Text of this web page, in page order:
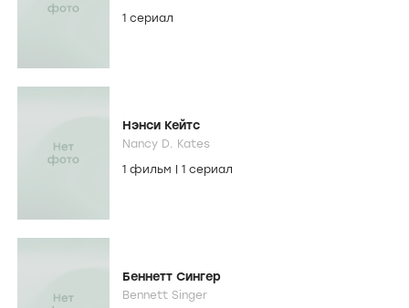
1 сериал
Нэнси Кейтс
Nancy D. Kates
1 фильм
1 сериал
Беннетт Сингер
Bennett Singer